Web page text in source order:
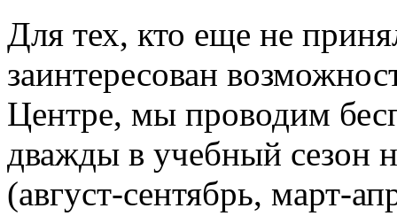
Для тех, кто еще не
заинтересован
Центре, мы проводим
дважды в учебный сезон
(август-сентябрь, март-